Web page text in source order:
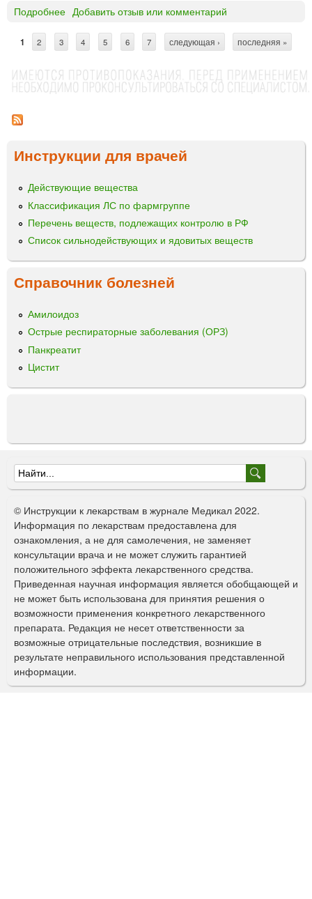
с
й
л
н
ы
й
д
з
и
о
в
а
н
е
т
к
Подробнее
Л
А
З
®
е
л
н
а
з
л
н
ы
й
Добавить отзыв или комментарий
т
а
и
ы
1 2 3 4 5 6 7 следующая › последняя »
Инструкции для врачей
Действующие вещества
Классификация ЛС по фармгруппе
Перечень веществ, подлежащих контролю в РФ
Список сильнодействующих и ядовитых веществ
Справочник болезней
Амилоидоз
Острые респираторные заболевания (ОРЗ)
Панкреатит
Цистит
Ф
о
р
м
а
п
о
и
с
к
© Инструкции к лекарствам в журнале Медикал 2022.
Информация по лекарствам предоставлена для
ознакомления, а не для самолечения, не заменяет
консультации врача и не может служить гарантией
положительного эффекта лекарственного средства.
Приведенная научная информация является обобщающей и
не может быть использована для принятия решения о
возможности применения конкретного лекарственного
препарата. Редакция не несет ответственности за
возможные отрицательные последствия, возникшие в
результате неправильного использования представленной
информации.